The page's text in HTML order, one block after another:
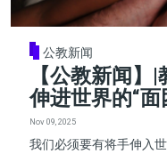
公教新闻
【公教新闻
伸进世界的“面
Nov 09, 2025
我们必须要有将手伸入